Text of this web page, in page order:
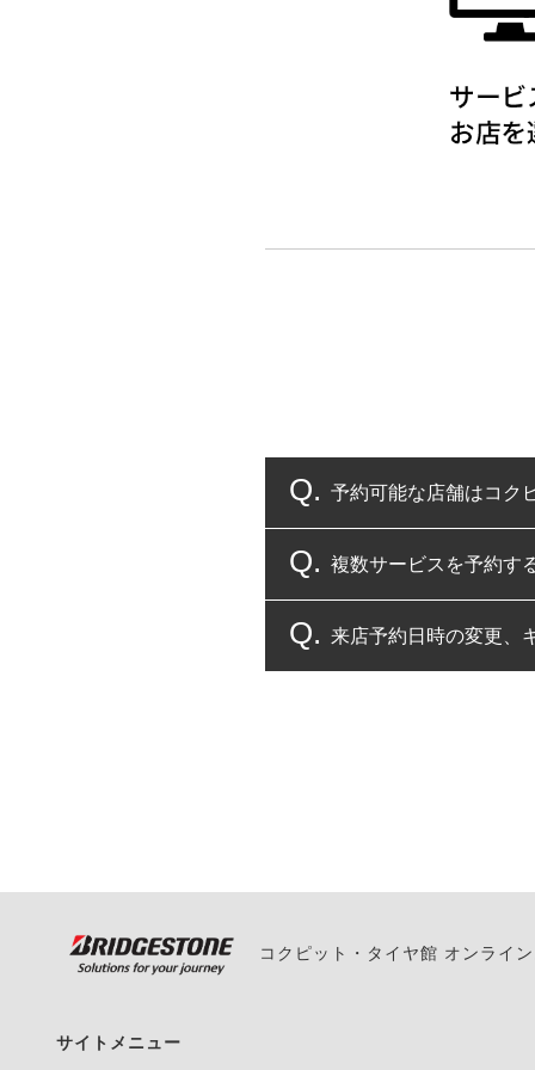
予約可能な店舗はコク
コクピット・タイヤ館
複数サービスを予約す
複数サービスのご予約
来店予約日時の変更、
また、やむを得ない
コクピット・タイヤ館 オンライ
サイトメニュー